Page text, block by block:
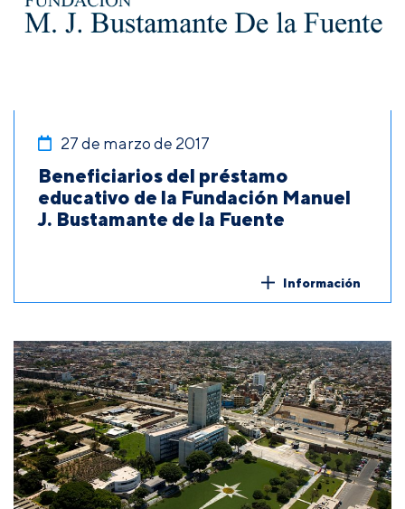
27 de marzo de 2017
Beneficiarios del préstamo
educativo de la Fundación Manuel
J. Bustamante de la Fuente
Información